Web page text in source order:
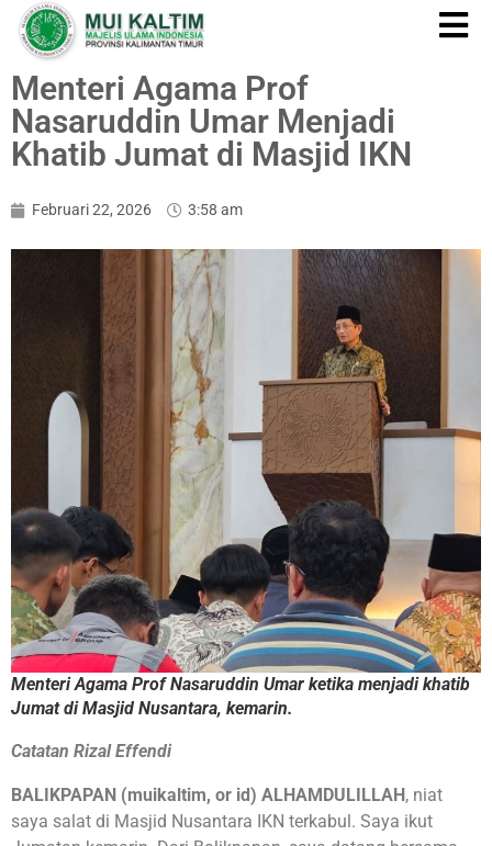
Menteri Agama Prof
Nasaruddin Umar Menjadi
Khatib Jumat di Masjid IKN
Februari 22, 2026 3:58 am
Menteri Agama Prof Nasaruddin Umar ketika menjadi khatib
Jumat di Masjid Nusantara, kemarin.
Catatan Rizal Effendi
BALIKPAPAN (muikaltim, or id) ALHAMDULILLAH, niat
saya salat di Masjid Nusantara IKN terkabul. Saya ikut